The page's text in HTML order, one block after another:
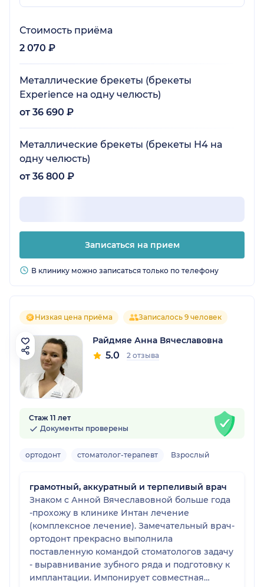
Стоимость приёма
2 070 ₽
Металлические брекеты (брекеты
Experience на одну челюсть)
от 36 690 ₽
Металлические брекеты (брекеты Н4 на
одну челюсть)
от 36 800 ₽
Записаться на прием
В клинику можно записаться только по телефону
Низкая цена приёма Записалось 9 человек
Райдмяе Анна Вячеславовна
5.0 2 отзыва
Стаж 11 лет
Документы проверены
ортодонт стоматолог-терапевт Взрослый
грамотный, аккуратный и терпеливый врач
Знаком с Анной Вячеславовной больше года
-прохожу в клинике Интан лечение
(комплексное лечение). Замечательный врач-
ортодонт прекрасно выполнила
поставленную командой стоматологов задачу
- выравнивание зубного ряда и подготовку к
имплантации. Импонирует совместная